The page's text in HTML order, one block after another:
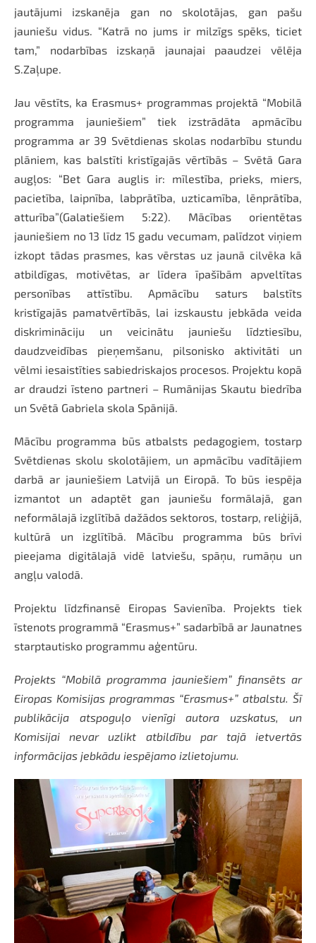
jautājumi izskanēja gan no skolotājas, gan pašu
jauniešu vidus. “Katrā no jums ir milzīgs spēks, ticiet
tam,” nodarbības izskaņā jaunajai paaudzei vēlēja
S.Zaļupe.
Jau vēstīts, ka Erasmus+ programmas projektā “Mobilā
programma jauniešiem” tiek izstrādāta apmācību
programma ar 39 Svētdienas skolas nodarbību stundu
plāniem, kas balstīti kristīgajās vērtībās – Svētā Gara
augļos: “Bet Gara auglis ir: mīlestība, prieks, miers,
pacietība, laipnība, labprātība, uzticamība, lēnprātība,
atturība”(Galatiešiem 5:22). Mācības orientētas
jauniešiem no 13 līdz 15 gadu vecumam, palīdzot viņiem
izkopt tādas prasmes, kas vērstas uz jaunā cilvēka kā
atbildīgas, motivētas, ar līdera īpašībām apveltītas
personības attīstību. Apmācību saturs balstīts
kristīgajās pamatvērtībās, lai izskaustu jebkāda veida
diskrimināciju un veicinātu jauniešu līdztiesību,
daudzveidības pieņemšanu, pilsonisko aktivitāti un
vēlmi iesaistīties sabiedriskajos procesos. Projektu kopā
ar draudzi īsteno partneri – Rumānijas Skautu biedrība
un Svētā Gabriela skola Spānijā.
Mācību programma būs atbalsts pedagogiem, tostarp
Svētdienas skolu skolotājiem, un apmācību vadītājiem
darbā ar jauniešiem Latvijā un Eiropā. To būs iespēja
izmantot un adaptēt gan jauniešu formālajā, gan
neformālajā izglītībā dažādos sektoros, tostarp, reliģijā,
kultūrā un izglītībā. Mācību programma būs brīvi
pieejama digitālajā vidē latviešu, spāņu, rumāņu un
angļu valodā.
Projektu līdzfinansē Eiropas Savienība. Projekts tiek
īstenots programmā “Erasmus+” sadarbībā ar Jaunatnes
starptautisko programmu aģentūru.
Projekts “Mobilā programma jauniešiem” finansēts ar
Eiropas Komisijas programmas “Erasmus+” atbalstu. Šī
publikācija atspoguļo vienīgi autora uzskatus, un
Komisijai nevar uzlikt atbildību par tajā ietvertās
informācijas jebkādu iespējamo izlietojumu.